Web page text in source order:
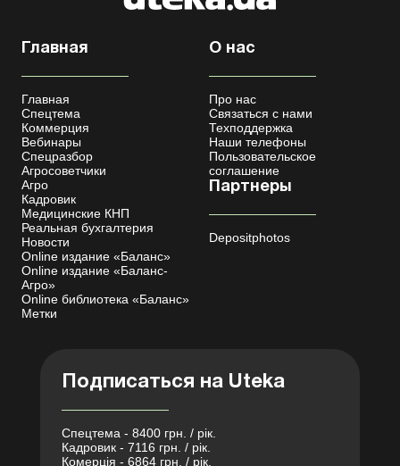
Главная
Главная
Спецтема
Коммерция
Вебинары
Спецразбор
Агросоветчики
Агро
Кадровик
Медицинские КНП
Реальная бухгалтерия
Новости
Online издание «Баланс»
Online издание «Баланс-
Агро»
Online библиотека «Баланс»
Метки
О нас
Про нас
Связаться с нами
Техподдержка
Наши телефоны
Пользовательское
соглашение
Партнеры
Depositphotos
Подписаться на Uteka
Спецтема - 8400 грн. / рік.
Кадровик - 7116 грн. / рік.
Комерція - 6864 грн. / рік.